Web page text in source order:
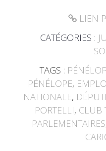
LIEN
CATÉGORIES :
TAGS :
PÉNÉLOPE,
NATIONALE,
PORTELLI, CLUB
PARLEMENTAIRES